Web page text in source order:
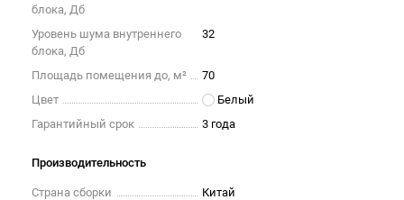
блока, Дб
Уровень шума внутреннего
блока, Дб
32
Площадь помещения до, м²
70
Цвет
Белый
Гарантийный срок
3 года
Производительность
Страна сборки
Китай